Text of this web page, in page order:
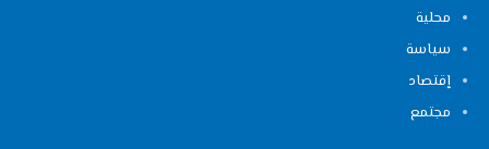
محلية
سياسة
إقتصاد
مجتمع